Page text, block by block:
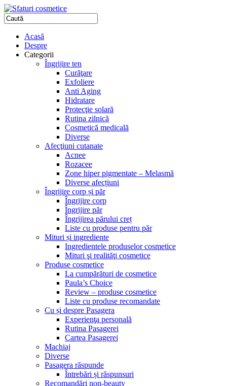
Acasă
Despre
Categorii
Îngrijire ten
Curăţare
Exfoliere
Anti Aging
Hidratare
Protecţie solară
Rutina zilnică
Cosmetică medicală
Diverse
Afecţiuni cutanate
Acnee
Rozacee
Zone hiper pigmentate – Melasmă
Diverse afecțiuni
Îngrijire corp și păr
Îngrijire corp
Îngrijire păr
Îngrijirea părului creț
Liste cu produse pentru păr
Mituri și ingrediente
Ingredientele produselor cosmetice
Mituri şi realităţi cosmetice
Produse cosmetice
La cumpărături de cosmetice
Paula’s Choice
Review – produse cosmetice
Liste cu produse recomandate
Cu și despre Pasagera
Experienţa personală
Rutina Pasagerei
Cartea Pasagerei
Machiaj
Diverse
Pasagera răspunde
Întrebări și răspunsuri
Recomandări non-beauty